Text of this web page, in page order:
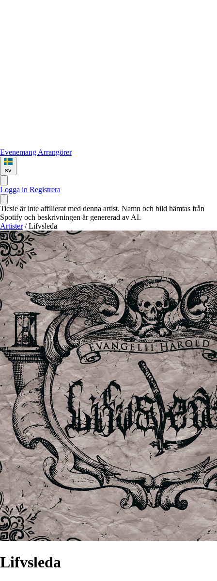
Evenemang Arrangörer
sv
Logga in Registrera
Ticsie är inte affilierat med denna artist. Namn och bild hämtas från
Spotify och beskrivningen är genererad av AI.
Artister / Lifvsleda
Lifvsleda